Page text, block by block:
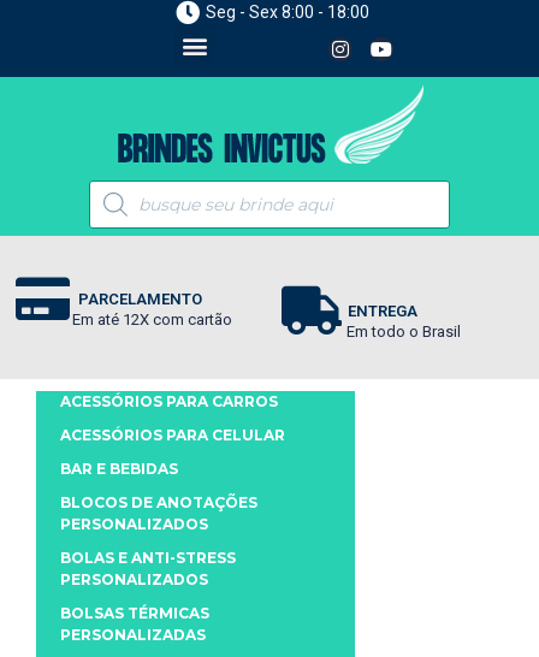
Seg - Sex 8:00 - 18:00
PARCELAMENTO
Em até 12X com cartão
ENTREGA
Em todo o Brasil
ACESSÓRIOS PARA CARROS
ACESSÓRIOS PARA CELULAR
BAR E BEBIDAS
BLOCOS DE ANOTAÇÕES
PERSONALIZADOS
BOLAS E ANTI-STRESS
PERSONALIZADOS
BOLSAS TÉRMICAS
PERSONALIZADAS